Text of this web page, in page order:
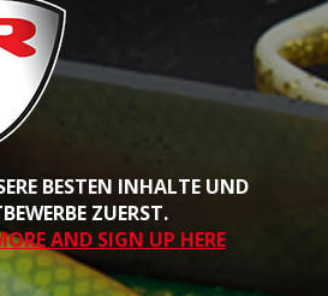
BESTEN INHALTE UND
ZUERST.
AND SIGN UP HERE